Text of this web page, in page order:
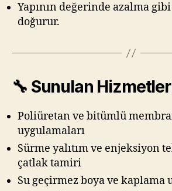
Yapının değerinde azalma
doğurur.
🔧 Sunulan
Poliüretan ve bitümlü
uygulamaları
Sürme yalıtım ve enjeksiyon
çatlak tamiri
Su geçirmez boya ve kaplama